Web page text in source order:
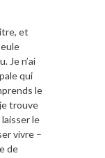
et
Je n’ai
qui
le
trouve
le
vivre –
de